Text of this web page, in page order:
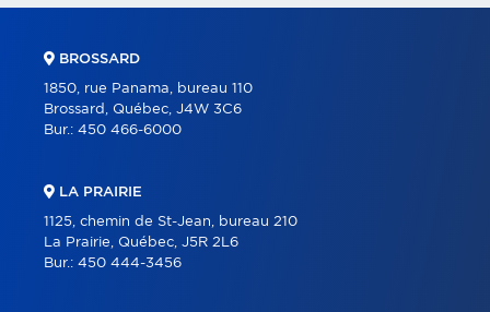
BROSSARD
1850, rue Panama, bureau 110
Brossard, Québec, J4W 3C6
Bur.: 450 466-6000
LA PRAIRIE
1125, chemin de St-Jean, bureau 210
La Prairie, Québec, J5R 2L6
Bur.: 450 444-3456